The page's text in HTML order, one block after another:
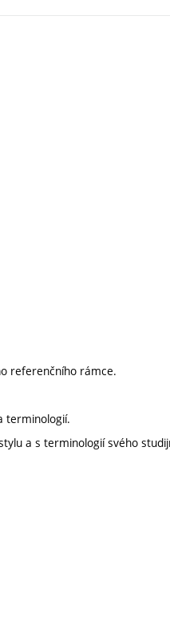
referenčního rámce.
terminologií.
a s terminologií svého